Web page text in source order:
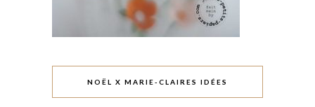
NOËL X MARIE-CLAIRES IDÉES